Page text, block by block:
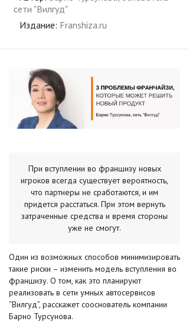
сети "Вилгуд"
Издание: Franshiza.ru
При вступлении во франшизу новых
игроков всегда существует вероятность,
что партнеры не сработаются, и им
придется расстаться. При этом вернуть
затраченные средства и время стороны
уже не смогут.
Один из возможных способов минимизировать
такие риски – изменить модель вступления во
франшизу. О том, как это планируют
реализовать в сети умных автосервисов
“Вилгуд”, расскажет сооснователь компании
Барно Турсунова.